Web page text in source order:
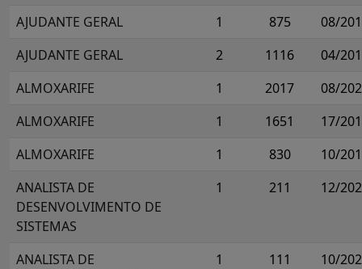
AJUDANTE GERAL
1 875
08/
AJUDANTE GERAL
2 1116
04/
ALMOXARIFE
1 2017
08/
ALMOXARIFE
1 1651
17/
ALMOXARIFE
1 830
10/
ANALISTA DE
DESENVOLVIMENTO DE
SISTEMAS
1 211 12/
ANALISTA DE
1 111 10/